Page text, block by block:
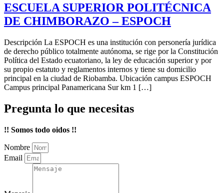
ESCUELA SUPERIOR POLITÉCNICA
DE CHIMBORAZO – ESPOCH
Descripción La ESPOCH es una institución con personería jurídica
de derecho público totalmente autónoma, se rige por la Constitución
Política del Estado ecuatoriano, la ley de educación superior y por
su propio estatuto y reglamentos internos y tiene su domicilio
principal en la ciudad de Riobamba. Ubicación campus ESPOCH
Campus principal Panamericana Sur km 1 […]
Pregunta lo que necesitas
!! Somos todo oidos !!
Nombre
Email